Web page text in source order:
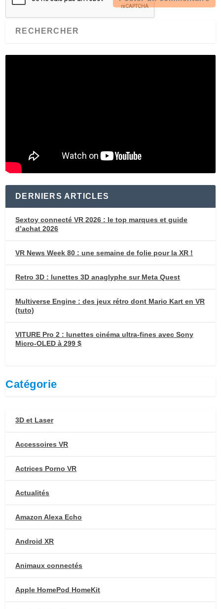
DERNIERS ARTICLES
Sextoy connecté VR 2026 : le top marques et guide
d’achat 2026
VR News Week 80 : une semaine de folie pour la XR !
Retro 3D : lunettes 3D anaglyphe sur Meta Quest
Multiverse Engine : des jeux rétro dont Mario Kart en VR
(tuto)
VITURE Pro 2 : lunettes cinéma ultra-fines avec Sony
Micro-OLED à 299 $
Catégorie
3D et Laser
Accessoires VR
Actrices Porno VR
Actualités
Amazon Alexa Echo
Android XR
Animaux connectés
Apple HomePod HomeKit